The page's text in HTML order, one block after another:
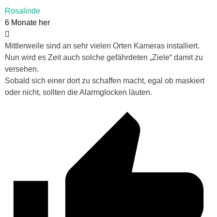
Rosalinde
6 Monate her
Mittlerweile sind an sehr vielen Orten Kameras installiert.
Nun wird es Zeit auch solche gefährdeten „Ziele“ damit zu
versehen.
Sobald sich einer dort zu schaffen macht, egal ob maskiert
oder nicht, sollten die Alarmglocken läuten.